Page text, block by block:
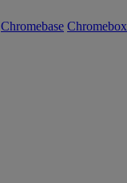
Chromebase Chromebox